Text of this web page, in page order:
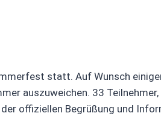
statt. Auf Wunsch
auszuweichen. 33 Teilnehmer,
offiziellen Begrüßung und